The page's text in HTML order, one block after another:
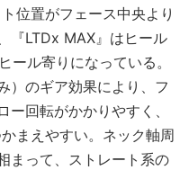
位置がフェース中央より
『LTDx MAX』はヒール
ル寄りになっている。
）のギア効果により、フ
回転がかかりやすく、
まえやすい。ネック軸周
まって、ストレート系の